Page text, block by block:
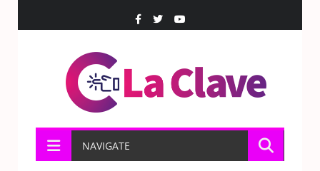
NAVIGATE